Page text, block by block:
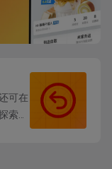
可在
索和